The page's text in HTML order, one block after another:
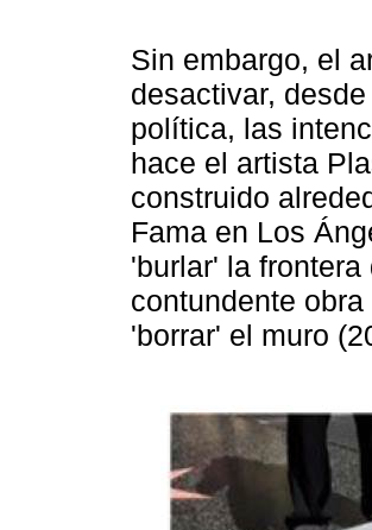
Sin embargo, el
desactivar,
política, las
hace el artista
construido
Fama en Los
'burlar' la
contundente
'borrar' el muro